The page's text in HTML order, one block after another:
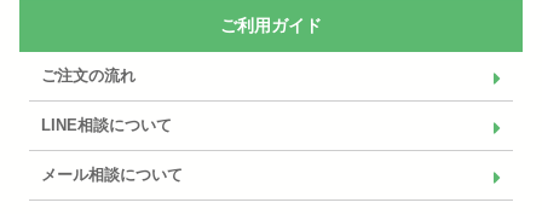
ご利用ガイド
ご注文の流れ
LINE相談について
メール相談について